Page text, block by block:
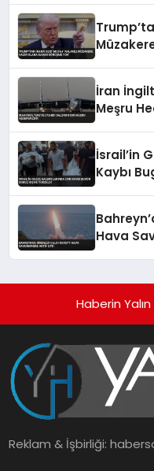
İran
Meşru
İsrail’in
Kaybı
Hava
Haberin
Reklam & İşbirliği: